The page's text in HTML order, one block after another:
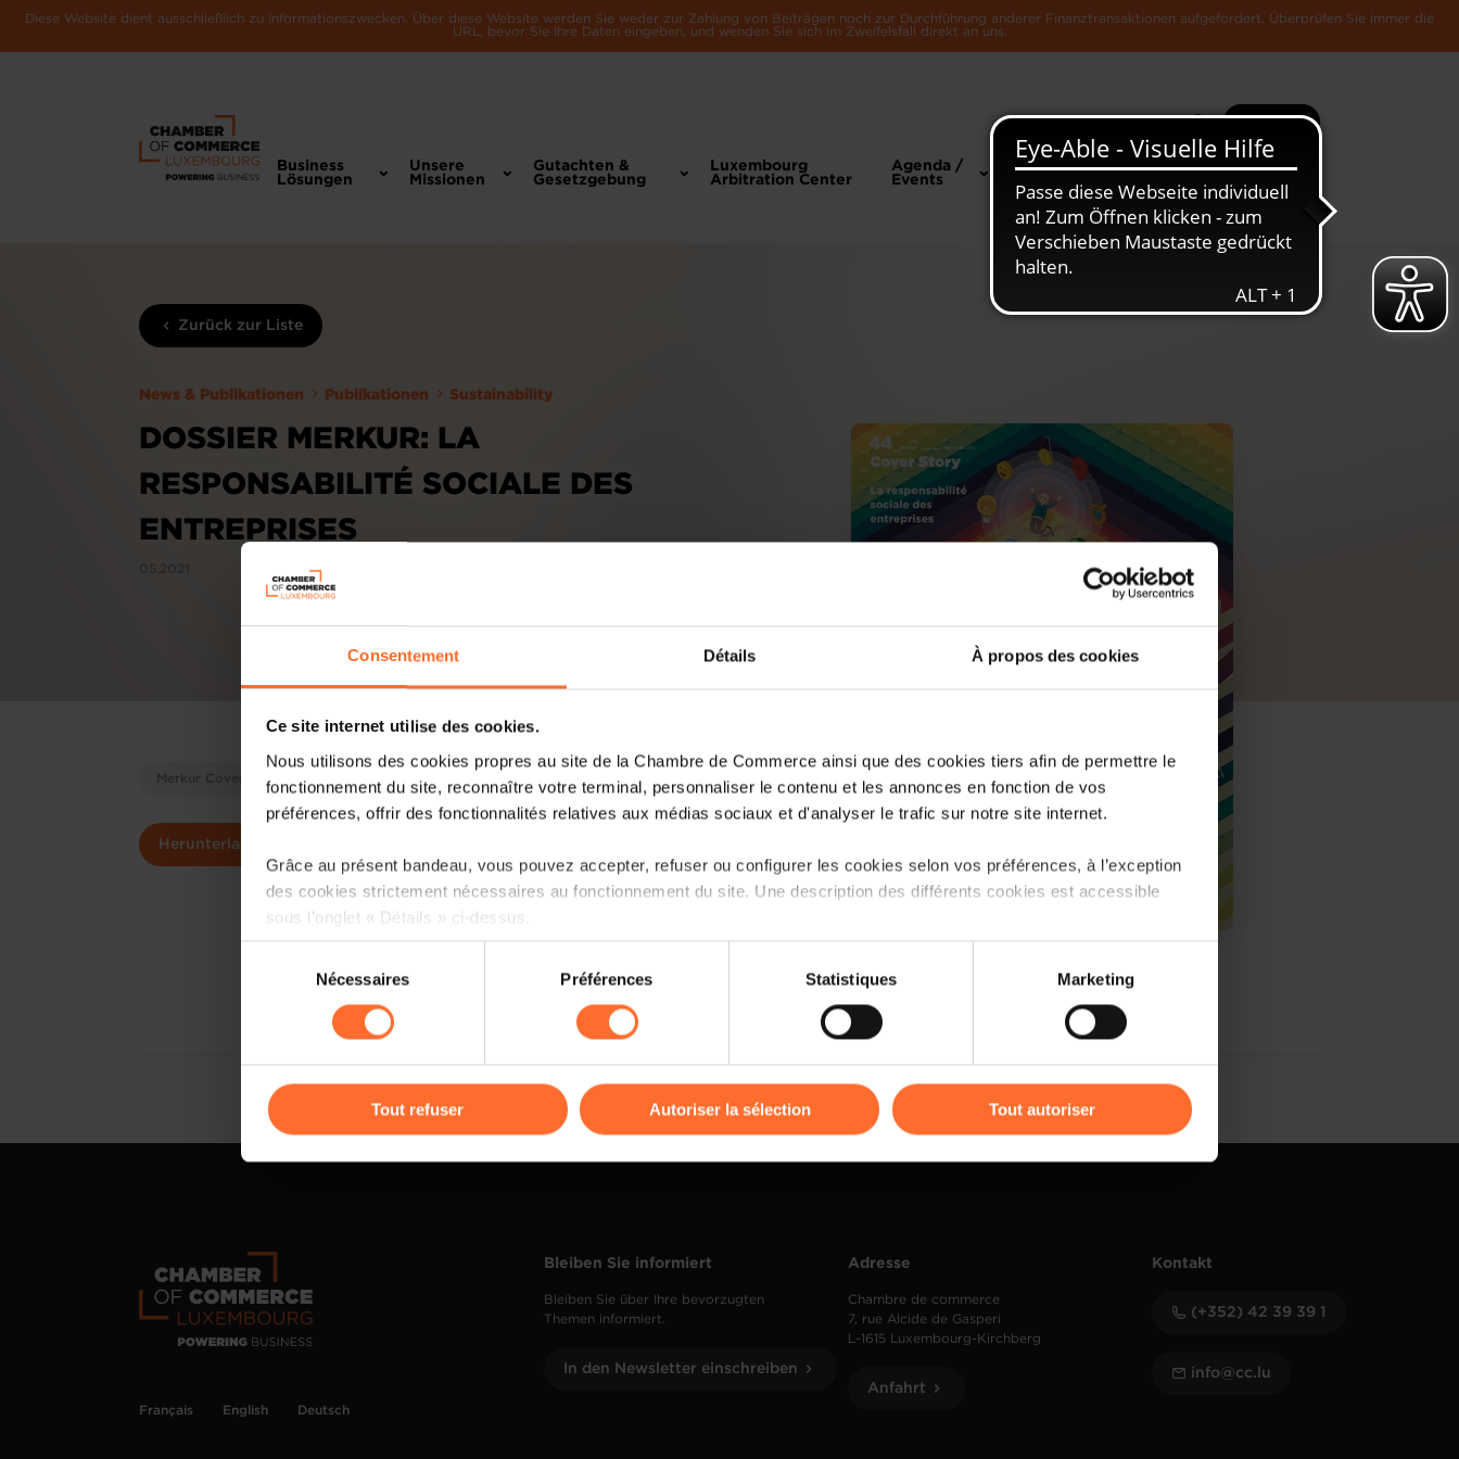
Consentement Détails À propos des cookies
Ce site internet utilise des cookies.
Nous utilisons des cookies propres au site de la Chambre de Commerce ainsi que des cookies tiers afin de permettre le
fonctionnement du site, reconnaître votre terminal, personnaliser le contenu et les annonces en fonction de vos
préférences, offrir des fonctionnalités relatives aux médias sociaux et d'analyser le trafic sur notre site internet.
Grâce au présent bandeau, vous pouvez accepter, refuser ou configurer les cookies selon vos préférences, à l’exception
des cookies strictement nécessaires au fonctionnement du site. Une description des différents cookies est accessible
sous l’onglet « Détails » ci-dessus.
Il est précisé que la navigation sur le site et certaines fonctionnalités (ex : lecture de vidéos, partage sur les réseaux
sociaux, sauvegarde des préférences de lecture vidéo, personnalisation de l’affichage du site) peuvent être affectées en
cas de refus de tous les cookies ou des cookies non nécessaires.
gauche de chaque page.
consentement
Nécessaires Préférences Statistiques Marketing
Tout refuser Autoriser la sélection Tout autoriser
Diese Website dient ausschließlich zu Informationszwecken. Über diese Website werden Sie weder zur Zahlung von Beiträgen noch zur Durchführung anderer Finanztransaktionen aufgefordert. Überprüfen Sie immer die
URL, bevor Sie Ihre Daten eingeben, und wenden Sie sich im Zweifelsfall direkt an uns.
Suche Mehr
Business
Lösungen
Unsere
Missionen
Gutachten &
Gesetzgebung
Luxembourg
Arbitration Center
Agenda /
Events
News &
Die Luxemburger
Zurück zur Liste
News & Publikationen Publikationen Sustainability
DOSSIER MERKUR: LA
RESPONSABILITÉ SOCIALE DES
ENTREPRISES
Merkur Cover Stories
Herunterladen
Français English Deutsch
Bleiben Sie informiert
Bleiben Sie über Ihre bevorzugten
Themen informiert.
In den Newsletter einschreiben
Adresse
Chambre de commerce
7, rue Alcide de Gasperi
L-1615 Luxembourg-Kirchberg
Anfahrt
Kontakt
(+352) 42 39 39 1
info@cc.lu